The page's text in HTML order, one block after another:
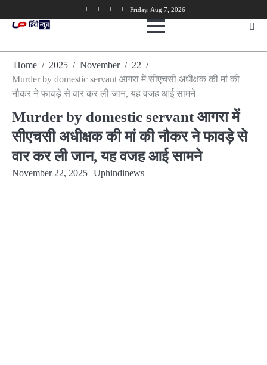
to
Facebook
TwitterYoutubeLinkedin
Friday, Aug 7, 2026
Home 2025 November
22
Murder by domestic servant आगरा में सीएचसी अधीक्षक की मां की
नौकर ने फावड़े से वार कर ली जान, यह वजह आई सामने
Murder by domestic servant आगरा में
सीएचसी अधीक्षक की मां की नौकर ने फावड़े से
वार कर ली जान, यह वजह आई सामने
November 22, 2025 Uphindinews